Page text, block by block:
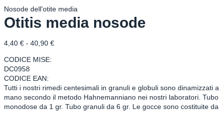
Nosode dell'otite media
Otitis media nosode
4,40 € - 40,90 €Fascia
a
40,90 €
CODICE MISE:
DC0958
CODICE EAN:
Tutti i nostri rimedi centesimali in granuli e globuli sono dinamizzati a
mano secondo il metodo Hahnemanniano nei nostri laboratori. Tubo
monodose da 1 gr. Tubo granuli da 6 gr. Le gocce sono costituite da